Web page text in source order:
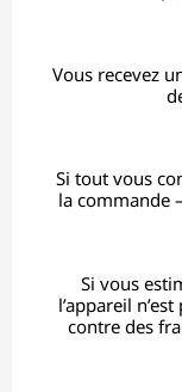
Vous recevez
Si tout vous
la commande
Si vous
l’appareil
contre des